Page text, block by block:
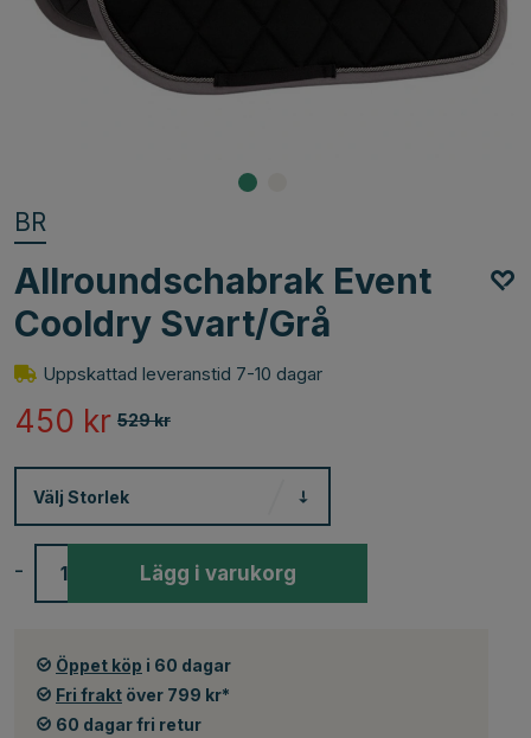
BR
Allroundschabrak Event
Cooldry Svart/Grå
Uppskattad leveranstid 7-10 dagar
529kr
450 kr
Välj Storlek
- Lägg i varukorg
Öppet köp i 60 dagar
Fri frakt över 799 kr*
60 dagar fri retur